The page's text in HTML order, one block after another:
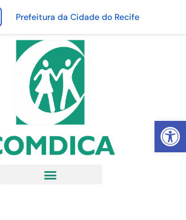
Abrir
Prefeitura da Cidade do Recife